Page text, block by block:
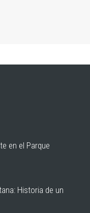
en el Parque
Historia de un